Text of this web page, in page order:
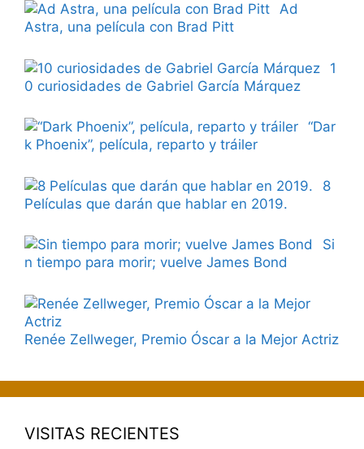
Ad
Astra, una película con Brad Pitt
1
0 curiosidades de Gabriel García Márquez
“Dar
k Phoenix”, película, reparto y tráiler
8
Películas que darán que hablar en 2019.
Si
n tiempo para morir; vuelve James Bond
Renée Zellweger, Premio Óscar a la Mejor Actriz
VISITAS RECIENTES